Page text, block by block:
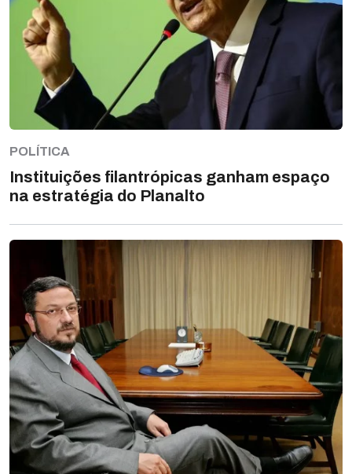
POLÍTICA
Instituições filantrópicas ganham espaço
na estratégia do Planalto